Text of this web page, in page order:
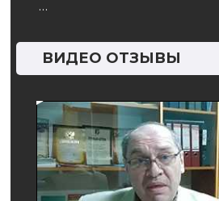
…
ВИДЕО ОТЗЫВЫ